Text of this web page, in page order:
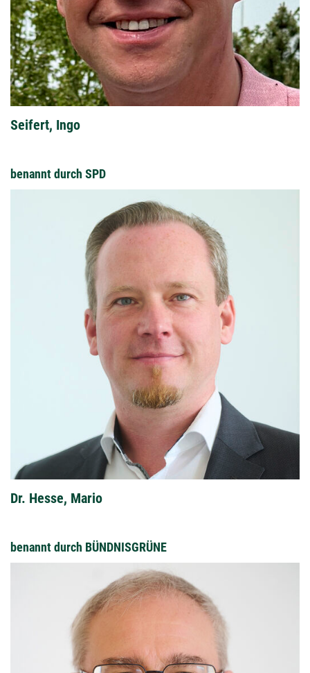
Seifert, Ingo
benannt durch SPD
Dr. Hesse, Mario
benannt durch BÜNDNISGRÜNE